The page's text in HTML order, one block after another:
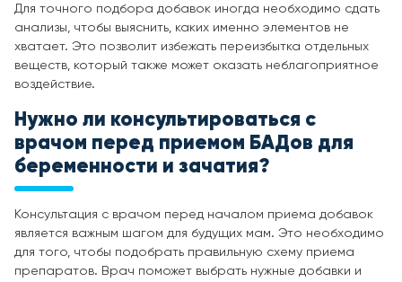
Для точного подбора добавок иногда необходимо сдать
анализы, чтобы выяснить, каких именно элементов не
хватает. Это позволит избежать переизбытка отдельных
веществ, который также может оказать неблагоприятное
воздействие.
Нужно ли консультироваться с
врачом перед приемом БАДов для
беременности и зачатия?
Консультация с врачом перед началом приема добавок
является важным шагом для будущих мам. Это необходимо
для того, чтобы подобрать правильную схему приема
препаратов. Врач поможет выбрать нужные добавки и